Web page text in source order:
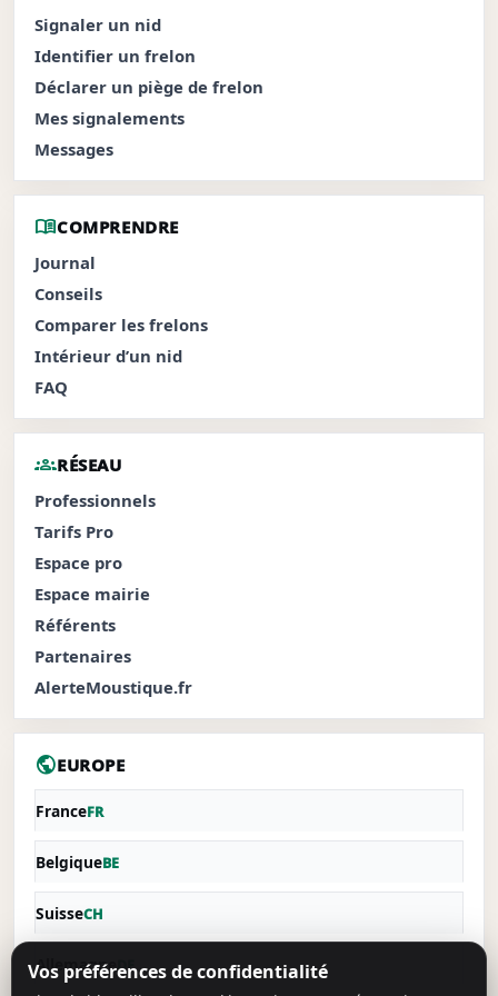
Signaler un nid
Identifier un frelon
Déclarer un piège de frelon
Mes signalements
Messages
menu_bookCOMPRENDRE
Journal
Conseils
Comparer les frelons
Intérieur d’un nid
FAQ
groupsRÉSEAU
Professionnels
Tarifs Pro
Espace pro
Espace mairie
Référents
Partenaires
AlerteMoustique.fr
publicEUROPE
FranceFR
BelgiqueBE
SuisseCH
AllemagneDE
Vos préférences de confidentialité